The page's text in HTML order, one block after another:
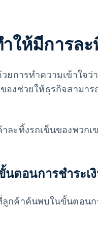
ให้มีการละ
ยการทำความเข้าใจว่
งช่วยให้ธุรกิจสามา
ะทิ้งรถเข็นของพวก
ตอนการชําระเ
ลูกค้าค้นพบในขั้นตอนก